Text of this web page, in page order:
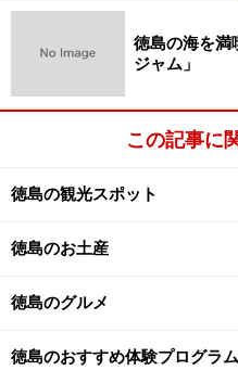
徳島の海を満
ジャム」
この記事に
徳島の観光スポット
徳島のお土産
徳島のグルメ
徳島のおすすめ体験プログラム